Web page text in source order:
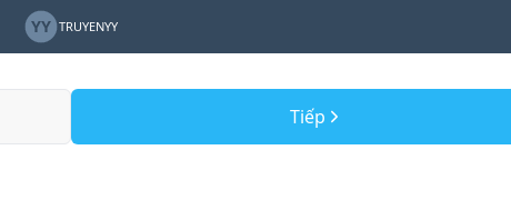
YY TRUYENYY
Tiếp